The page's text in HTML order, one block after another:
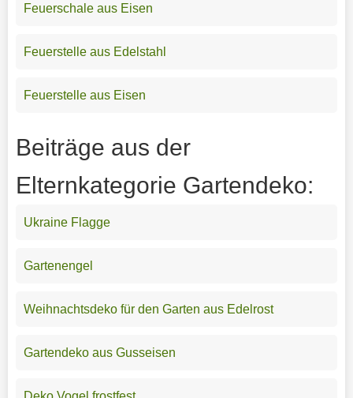
Feuerschale aus Eisen
Feuerstelle aus Edelstahl
Feuerstelle aus Eisen
Beiträge aus der
Elternkategorie Gartendeko:
Ukraine Flagge
Gartenengel
Weihnachtsdeko für den Garten aus Edelrost
Gartendeko aus Gusseisen